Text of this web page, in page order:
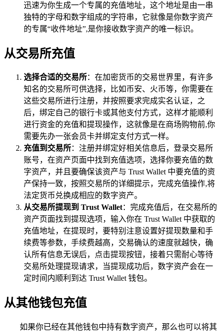
迅速为你生成一个专属的充值地址，这个地址是由一串
独特的字母和数字组成的字符串，它就像是你数字资产
的专属“收件地址”,是你接收数字资产的唯一标识。
从交易所充值
选择合适的交易所：在加密货币的交易世界里，有许多
知名的交易所可供选择，比如币安、火币等，你需要在
这些交易所进行注册，并按照要求完成实名认证，之
后，绑定自己的银行卡或其他支付方式，这样才能顺利
进行资金的充值和提现操作，这就像是在商场购物前,你
需要先办一张会员卡并绑定支付方式一样。
充值到交易所：注册并绑定好相关信息后，登录交易所
账号，在资产页面中找到充值选项，选择你要充值的数
字资产，并且要确保该资产与 Trust Wallet 中要充值的资
产保持一致，按照交易所的详细提示，完成充值操作,将
法定货币兑换成相应的数字资产。
从交易所提现到 Trust Wallet：完成充值后，在交易所的
资产页面找到提现选项，输入你在 Trust Wallet 中获取的
充值地址，在提现时，要特别注意设置好提现数量和手
续费等参数，手续费越高，交易确认的速度就越快，确
认所有信息无误后，点击提现按钮，接着只需耐心等待
交易所处理提现请求，当提现成功后，数字资产会在一
定时间内顺利到达 Trust Wallet 钱包。
从其他钱包充值
如果你已经在其他钱包中持有数字资产，那么也可以将其